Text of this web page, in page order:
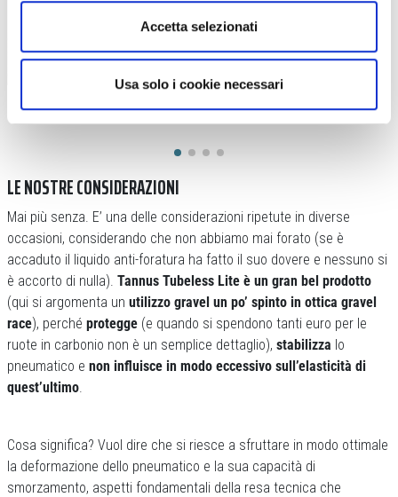
Accetta selezionati
Usa solo i cookie necessari
LE NOSTRE CONSIDERAZIONI
Mai più senza. E’ una delle considerazioni ripetute in diverse
occasioni, considerando che non abbiamo mai forato (se è
accaduto il liquido anti-foratura ha fatto il suo dovere e nessuno si
è accorto di nulla). Tannus Tubeless Lite è un gran bel prodotto
(qui si argomenta un utilizzo gravel un po’ spinto in ottica gravel
race), perché protegge (e quando si spendono tanti euro per le
ruote in carbonio non è un semplice dettaglio), stabilizza lo
pneumatico e non influisce in modo eccessivo sull’elasticità di
quest’ultimo
Cosa significa? Vuol dire che si riesce a sfruttare in modo ottimale
la deformazione dello pneumatico e la sua capacità di
smorzamento, aspetti fondamentali della resa tecnica che